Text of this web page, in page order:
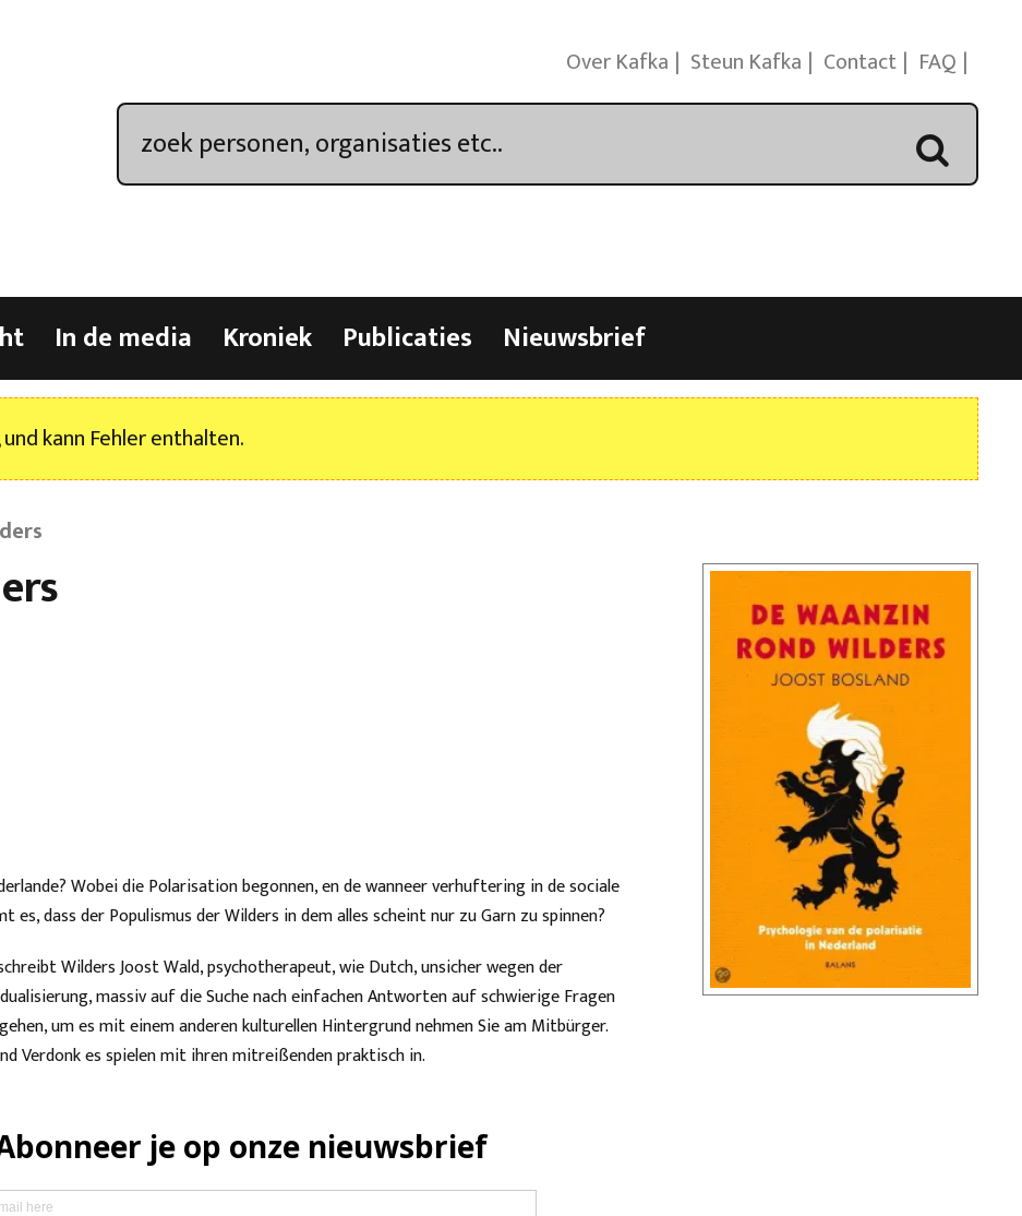
Over Kafka Steun Kafka Contact FAQ
In de media Kroniek Publicaties Nieuwsbrief
kann Fehler enthalten.
Wobei die Polarisation begonnen, en de wanneer verhuftering in de sociale
es, dass der Populismus der Wilders in dem alles scheint nur zu Garn zu spinnen?
Wilders Joost Wald, psychotherapeut, wie Dutch, unsicher wegen der
massiv auf die Suche nach einfachen Antworten auf schwierige Fragen
um es mit einem anderen kulturellen Hintergrund nehmen Sie am Mitbürger.
Verdonk es spielen mit ihren mitreißenden praktisch in.